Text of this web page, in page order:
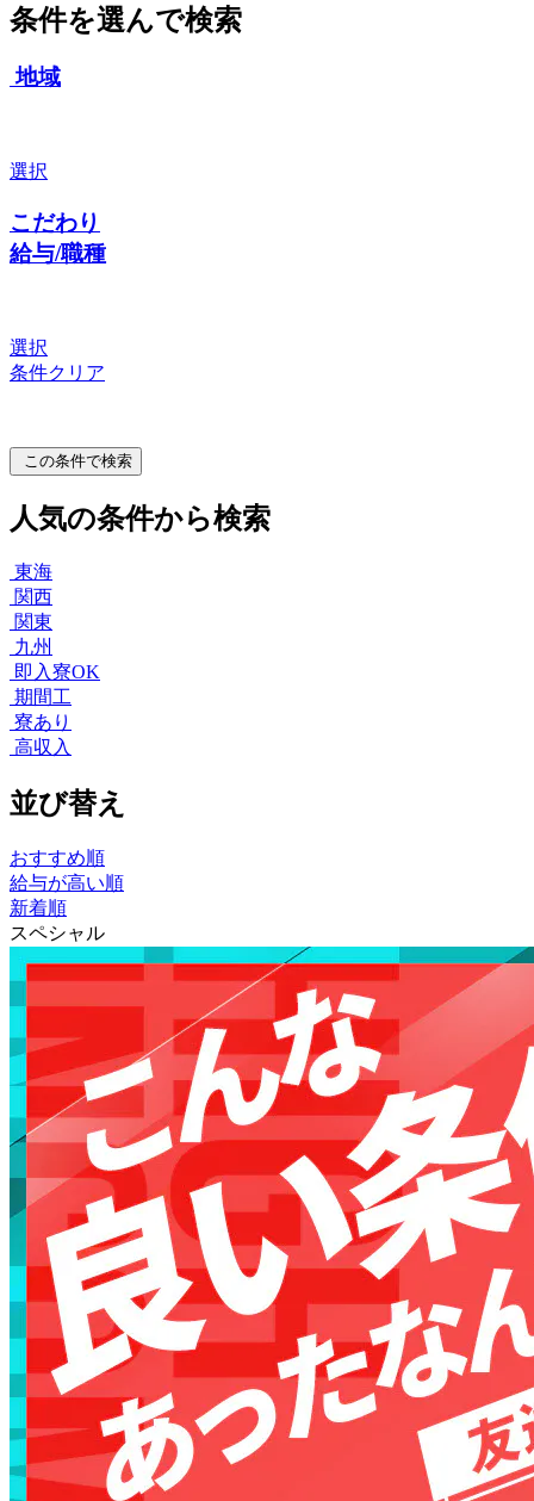
条件を選んで検索
地域
選択
こだわり
給与/職種
選択
条件クリア
この条件で検索
人気の条件から検索
東海
関西
関東
九州
即入寮OK
期間工
寮あり
高収入
並び替え
おすすめ順
給与が高い順
新着順
スペシャル